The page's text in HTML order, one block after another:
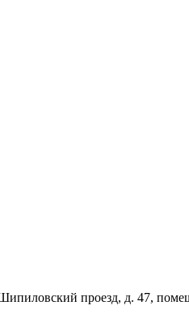
проезд, д. 47,